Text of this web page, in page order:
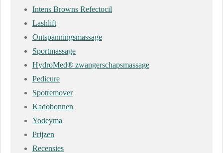
Intens Browns Refectocil
Lashlift
Ontspanningsmassage
Sportmassage
HydroMed® zwangerschapsmassage
Pedicure
Spotremover
Kadobonnen
Yodeyma
Prijzen
Recensies